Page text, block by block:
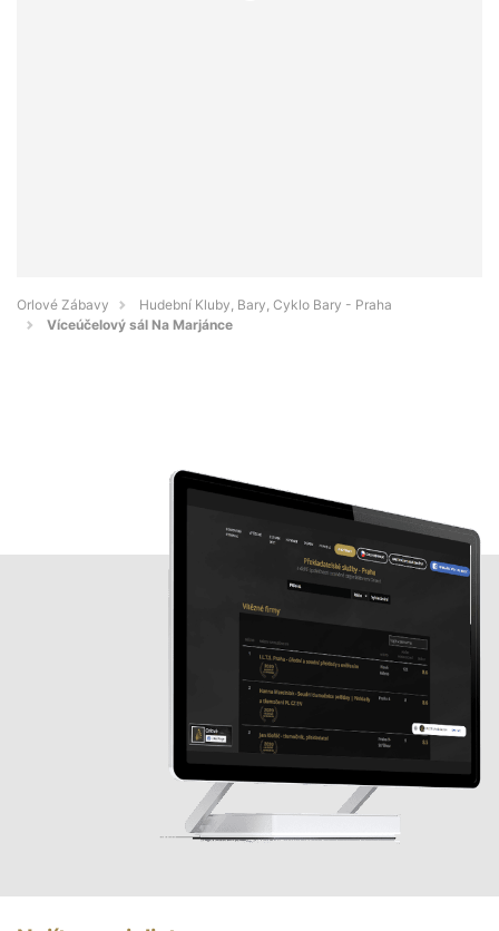
Orlové Zábavy
Hudební Kluby, Bary, Cyklo Bary - Praha
Víceúčelový sál Na Marjánce